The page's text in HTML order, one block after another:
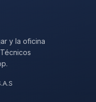
y la oficina